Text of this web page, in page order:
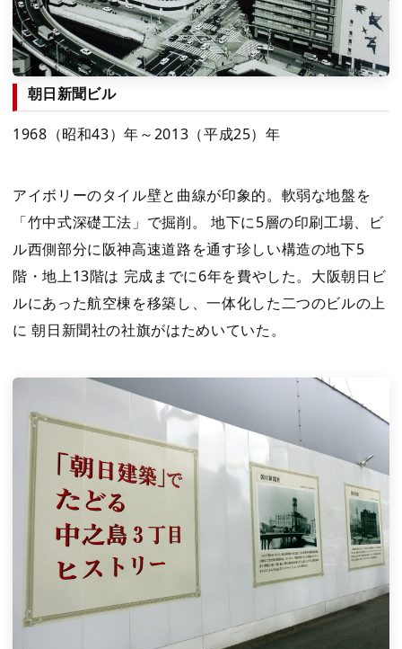
朝日新聞ビル
1968（昭和43）年～2013（平成25）年
アイボリーのタイル壁と曲線が印象的。軟弱な地盤を
「竹中式深礎工法」で掘削。 地下に5層の印刷工場、ビ
ル西側部分に阪神高速道路を通す珍しい構造の地下5
階・地上13階は 完成までに6年を費やした。大阪朝日ビ
ルにあった航空棟を移築し、一体化した二つのビルの上
に 朝日新聞社の社旗がはためいていた。